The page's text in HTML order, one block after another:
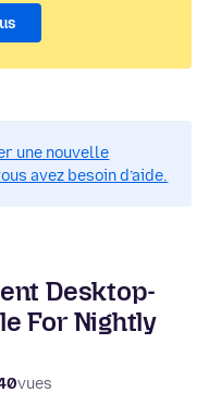
une nouvelle
avez besoin d’aide.
Desktop-
For Nightly
vues